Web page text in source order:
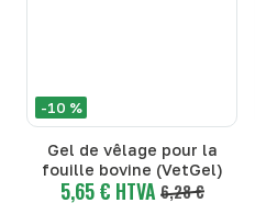
-10 %
Gel de vêlage pour la
fouille bovine (VetGel)
5,65 € HTVA 6,28 €